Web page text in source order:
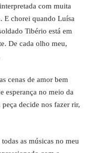
com muita
E chorei quando Luísa
Tibério está em
De cada olho meu,
cenas de amor bem
esperança no meio da
decide nos fazer rir,
as músicas no meu